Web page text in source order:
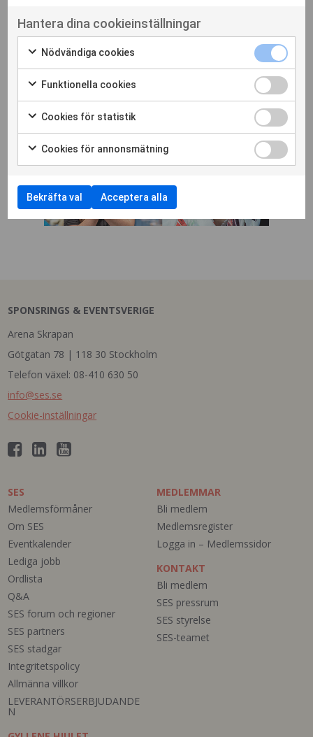
Anmäl dig här!
SPONSRINGS & EVENTSVERIGE
Arena Skrapan
Götgatan 78 | 118 30 Stockholm
Telefon växel: 08-410 630 50
info@ses.se
Cookie-inställningar
SES
Medlemsförmåner
Om SES
Eventkalender
Lediga jobb
Ordlista
Q&A
SES forum och regioner
SES partners
SES stadgar
Integritetspolicy
Allmänna villkor
LEVERANTÖRSERBJUDANDE
N
MEDLEMMAR
Bli medlem
Medlemsregister
Logga in – Medlemssidor
KONTAKT
Bli medlem
SES pressrum
SES styrelse
SES-teamet
Hantera dina cookieinställningar
Nödvändiga cookies
Funktionella cookies
Cookies för statistik
Cookies för annonsmätning
Bekräfta val Acceptera alla